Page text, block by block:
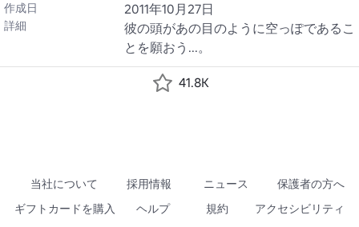
作成日 2011年10月27日
詳細
彼の頭があの目のように空っぽであるこ
とを願おう...。
41.8K
当社について 採用情報 ニュース
保護者の方へ
ギフトカードを購入
ヘルプ 規約 アクセシビリティ